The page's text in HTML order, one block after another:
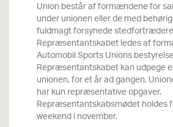
Union består af formændene for
under unionen eller de med
fuldmagt forsynede
Repræsentantskabet ledes af
Automobil Sports Unions
Repræsentantskabet kan udpege
unionen, for et år ad gangen.
har kun repræsentative opgaver.
Repræsentantskabsmødet holdes
weekend i november.